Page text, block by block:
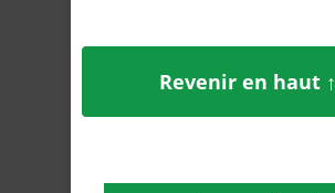
Revenir en haut ↑